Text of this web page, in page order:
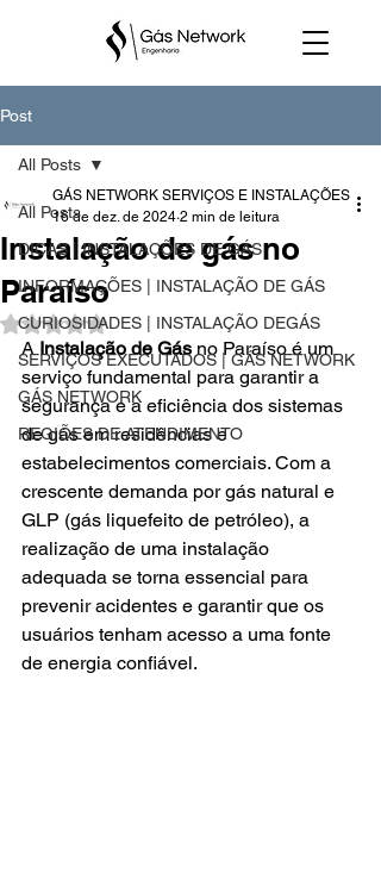
Post
All Posts
DICAS | INSTALAÇÕES DE GÁS
INFORMAÇÕES | INSTALAÇÃO DE GÁS
CURIOSIDADES | INSTALAÇÃO DEGÁS
SERVIÇOS EXECUTADOS | GÁS NETWORK
GÁS NETWORK
REGIÕES DE ATENDIMENTO
All Posts
Instalação de gás no
Paraíso
GÁS NETWORK SERVIÇOS E INSTALAÇÕES
16 de dez. de 2024 2 min de leitura
Avaliado com NaN de 5 estrelas.
A Instalação de Gás no Paraíso é um
serviço fundamental para garantir a
segurança e a eficiência dos sistemas
de gás em residências e
estabelecimentos comerciais. Com a
crescente demanda por gás natural e
GLP (gás liquefeito de petróleo), a
realização de uma instalação
adequada se torna essencial para
prevenir acidentes e garantir que os
usuários tenham acesso a uma fonte
de energia confiável.